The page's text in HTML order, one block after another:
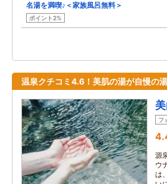
名湯を満喫♪＜家族風呂無料＞
ポイント2%
温泉クチコミ4.6！美肌の湯が自慢の
フ
源
ウ
は